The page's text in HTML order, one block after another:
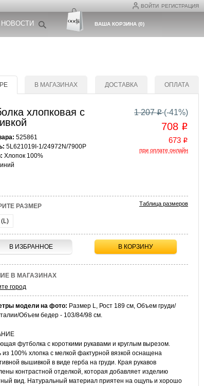
ВОЙТИ РЕГИСТРАЦИЯ
НОВОСТИ ВАША КОРЗИНА(0)
В МАГАЗИНАХ ДОСТАВКА ОПЛАТА
хлопковая с
525861
5L621019I-1/24972N/7900P
Хлопок 100%
1 207o (-41%)
708 o
673 o
при оплате онлайн
РАЗМЕР Таблица размеров
В ИЗБРАННОЕ В КОРЗИНУ
В МАГАЗИНАХ
город
модели на фото: Размер L, Рост 189 см, Объем груди/
Объем бедер - 103/84/98 см.
футболка с короткими рукавами и круглым вырезом.
из 100% хлопка с мелкой фактурной вязкой оснащена
вышивкой в виде герба на груди. Края рукавов
контрастной отделкой, которая добавляет изделию
вид. Натуральный материал приятен на ощупь и хорошо